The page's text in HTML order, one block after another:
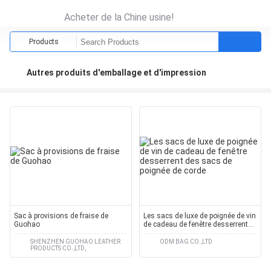
Acheter de la Chine usine!
Products
Autres produits d'emballage et d'impression
Sac à provisions de fraise de
Guohao
SHENZHEN GUOHAO LEATHER
PRODUCTS CO.,LTD,
Les sacs de luxe de poignée de vin
de cadeau de fenêtre desserrent
des sacs de poignée de corde
ODM BAG CO.,LTD